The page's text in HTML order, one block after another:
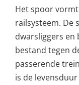
Het spoor
railsysteem. De
dwarsliggers en
bestand tegen
passerende
is de